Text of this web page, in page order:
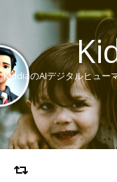
KiddiaのAIデジタルヒュー